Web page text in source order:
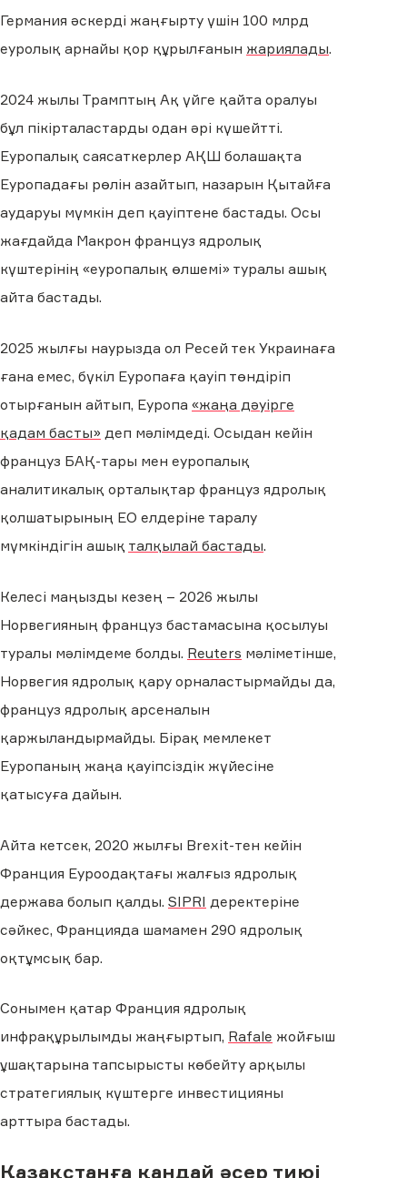
Германия әскерді жаңғырту үшін 100 млрд
еуролық арнайы қор құрылғанын жариялады.
2024 жылы Трамптың Ақ үйге қайта оралуы
бұл пікірталастарды одан әрі күшейтті.
Еуропалық саясаткерлер АҚШ болашақта
Еуропадағы рөлін азайтып, назарын Қытайға
аударуы мүмкін деп қауіптене бастады. Осы
жағдайда Макрон француз ядролық
күштерінің «еуропалық өлшемі» туралы ашық
айта бастады.
2025 жылғы наурызда ол Ресей тек Украинаға
ғана емес, бүкіл Еуропаға қауіп төндіріп
отырғанын айтып, Еуропа «жаңа дәуірге
қадам басты» деп мәлімдеді. Осыдан кейін
француз БАҚ-тары мен еуропалық
аналитикалық орталықтар француз ядролық
қолшатырының ЕО елдеріне таралу
мүмкіндігін ашық талқылай бастады.
Келесі маңызды кезең – 2026 жылы
Норвегияның француз бастамасына қосылуы
туралы мәлімдеме болды. Reuters мәліметінше,
Норвегия ядролық қару орналастырмайды да,
француз ядролық арсеналын
қаржыландырмайды. Бірақ мемлекет
Еуропаның жаңа қауіпсіздік жүйесіне
қатысуға дайын.
Айта кетсек, 2020 жылғы Brexit-тен кейін
Франция Еуроодақтағы жалғыз ядролық
держава болып қалды. SIPRI деректеріне
сәйкес, Францияда шамамен 290 ядролық
оқтұмсық бар.
Сонымен қатар Франция ядролық
инфрақұрылымды жаңғыртып, Rafale жойғыш
ұшақтарына тапсырысты көбейту арқылы
стратегиялық күштерге инвестицияны
арттыра бастады.
Қазақстанға қандай әсер тиюі